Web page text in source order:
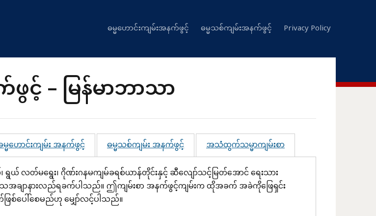
ဓမ္မဟောင်းကျမ်းအနက်ဖွင့် ဓမ္မသစ်ကျမ်းအနက်ဖွင့် Privacy Policy
– မြန်မာဘာသာ
မဟောင်းကျမ်း အနက်ဖွင့် ဓမ္မသစ်ကျမ်း အနက်ဖွင့်
အသံထွက်သမ္မာကျမ်းစာ
ရွယ် လတ်မရွေး၊ ဂိုဏ်းဂနမကျမ်ခရစ်ယာန်တိုင်းနှင့် ဆီလျော်သင့်မြတ်အောင် ရေးသား
ေအချာနားလည်ရခက်ပါသည်။ ဤကျမ်းစာ အနက်ဖွင့်ကျမ်းက ထိုအခက် အခဲကိုဖြေရှင်း
စ်ပေါ်စေမည်ဟု မျှော်လင့်ပါသည်။